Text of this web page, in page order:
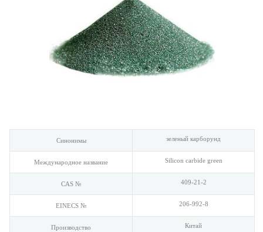
Синонимы зеленый карборунд
Международное название Silicon carbide green
CAS № 409-21-2
EINECS № 206-992-8
Производство Китай